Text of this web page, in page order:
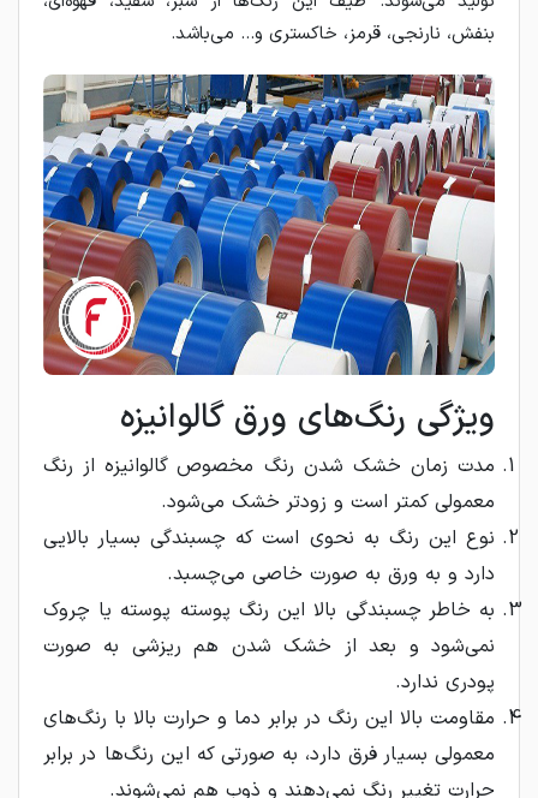
بنفش، نارنجی، قرمز، خاکستری و… می‌باشد.
ویژگی رنگ‌های ورق گالوانیزه
مدت زمان خشک شدن رنگ مخصوص گالوانیزه از رنگ
معمولی کمتر است و زودتر خشک می‌شود.
نوع این رنگ به نحوی است که چسبندگی بسیار بالایی
دارد و به ورق به صورت خاصی می‌چسبد.
به خاطر چسبندگی بالا این رنگ پوسته پوسته یا چروک
نمی‌شود و بعد از خشک شدن هم ریزشی به صورت
پودری ندارد.
مقاومت بالا این رنگ در برابر دما و حرارت بالا با رنگ‌های
معمولی بسیار فرق دارد، به صورتی که این رنگ‌ها در برابر
حرارت تغییر رنگ نمی‌دهند و ذوب هم نمی‌شوند.